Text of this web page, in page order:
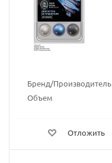
Бренд/Производитель
Объем
Отложить